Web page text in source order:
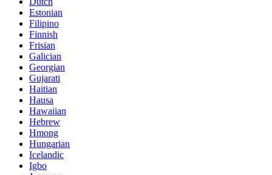
Estonian
Filipino
Finnish
Frisian
Galician
Georgian
Gujarati
Haitian
Hausa
Hawaiian
Hebrew
Hmong
Hungarian
Icelandic
Igbo